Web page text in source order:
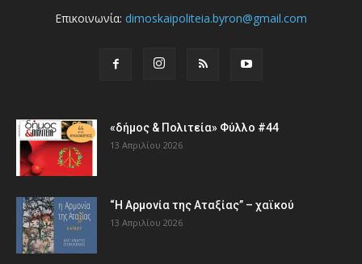
Επικοινωνία: dimoskaipoliteia.byron@gmail.com
«δήμος & Πολιτεία» Φύλλο #44
13 Απριλίου 2026
“Η Αρμονία της Αταξίας” – χαϊκού
13 Απριλίου 2026